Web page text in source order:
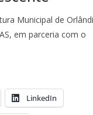
Municipal de
em parceria com o
LinkedIn